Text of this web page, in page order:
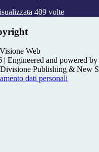
409 volte
| Engineered and powered
Publishing & New
dati personali